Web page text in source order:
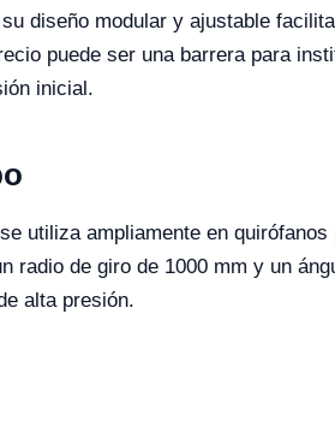
diseño modular y ajustable
puede ser una barrera para
inicial.
utiliza ampliamente en
radio de giro de 1000 mm y un
alta presión.